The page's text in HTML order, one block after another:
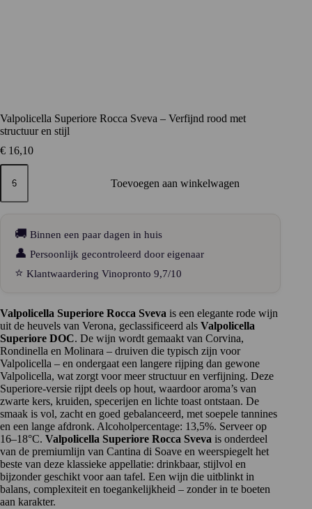
Valpolicella Superiore Rocca Sveva – Verfijnd rood met
structuur en stijl
€ 16,10
Valpolicella
Superiore
Sveva
Verfijnd
rood
Toevoegen aan winkelwagen
🚚 Binnen een paar dagen in huis
👤 Persoonlijk gecontroleerd door eigenaar
⭐ Klantwaardering Vinopronto 9,7/10
Valpolicella Superiore Rocca Sveva is een elegante rode wijn
uit de heuvels van Verona, geclassificeerd als Valpolicella
Superiore DOC. De wijn wordt gemaakt van Corvina,
Rondinella en Molinara – druiven die typisch zijn voor
Valpolicella – en ondergaat een langere rijping dan gewone
Valpolicella, wat zorgt voor meer structuur en verfijning. Deze
Superiore-versie rijpt deels op hout, waardoor aroma’s van
zwarte kers, kruiden, specerijen en lichte toast ontstaan. De
smaak is vol, zacht en goed gebalanceerd, met soepele tannines
en een lange afdronk. Alcoholpercentage: 13,5%. Serveer op
16–18°C. Valpolicella Superiore Rocca Sveva is onderdeel
van de premiumlijn van Cantina di Soave en weerspiegelt het
beste van deze klassieke appellatie: drinkbaar, stijlvol en
bijzonder geschikt voor aan tafel. Een wijn die uitblinkt in
balans, complexiteit en toegankelijkheid – zonder in te boeten
aan karakter.